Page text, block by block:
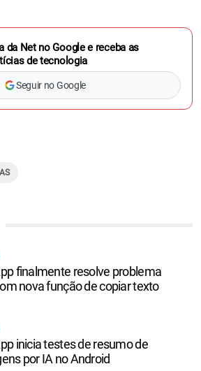
da Net no Google e receba as
de tecnologia
Seguir no Google
finalmente resolve problema
nova função de copiar texto
inicia testes de resumo de
por IA no Android